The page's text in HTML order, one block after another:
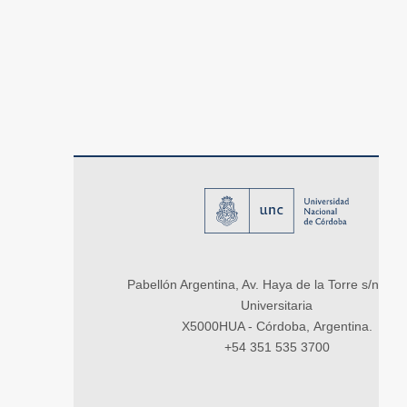
Pabellón Argentina, Av. Haya de la Torre s/n,
Universitaria
X5000HUA - Córdoba, Argentina.
+54 351 535 3700